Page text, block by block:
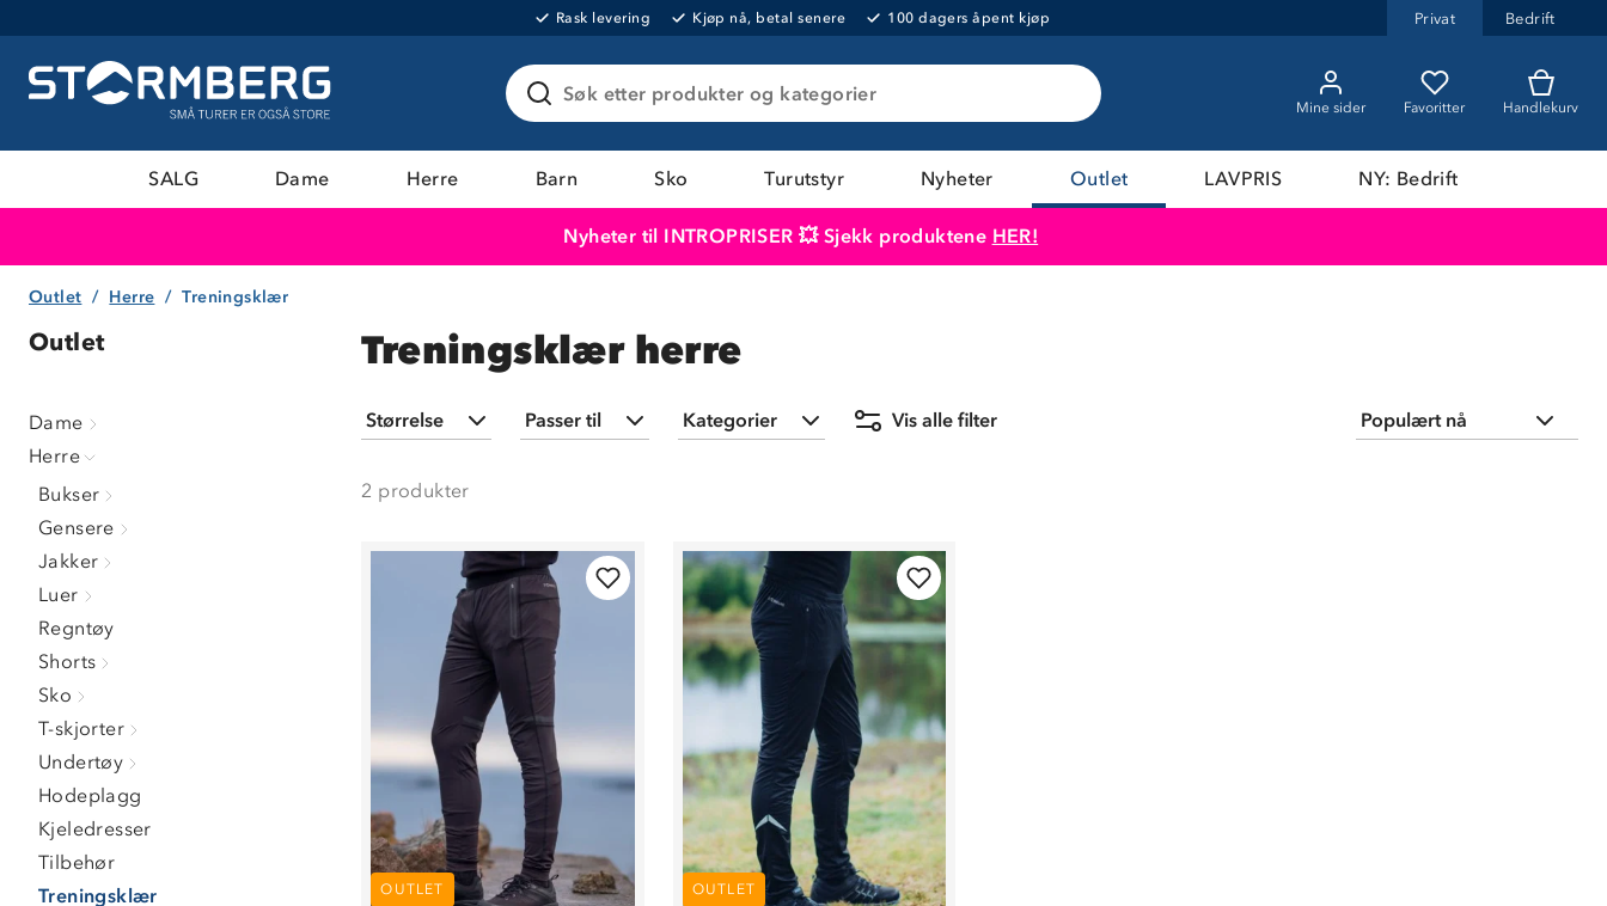
Rask levering Kjøp nå, betal senere 100 dagers åpent kjøp Privat Bedrift
Søk etter produkter og kategorier
Mine sider Favoritter Handlekurv
SALG Dame Herre Barn Sko Turutstyr Nyheter Outlet LAVPRIS NY: Bedrift
Nyheter til INTROPRISER 💥 Sjekk produktene HER!
Outlet Herre Treningsklær
Outlet
Dame
Herre
Bukser
Gensere
Jakker
Luer
Regntøy
Shorts
Sko
T-skjorter
Undertøy
Hodeplagg
Kjeledresser
Tilbehør
Treningsklær
Treningsklær herre
Størrelse
S (1)
2)
Passer til Kategorier Vis alle filter
2 produkter
OUTLET OUTLET